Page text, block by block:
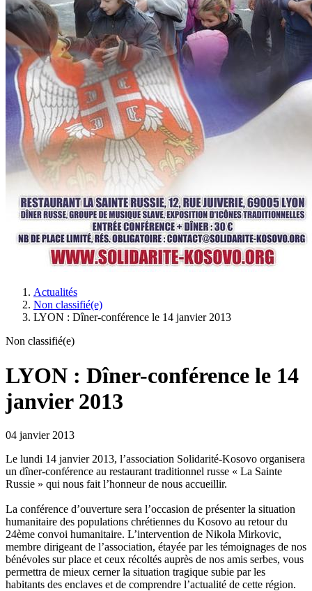
Actualités
Non classifié(e)
LYON : Dîner-conférence le 14 janvier 2013
Non classifié(e)
LYON : Dîner-conférence le 14
janvier 2013
04 janvier 2013
Le lundi 14 janvier 2013, l’association Solidarité-Kosovo organisera
un dîner-conférence au restaurant traditionnel russe « La Sainte
Russie » qui nous fait l’honneur de nous accueillir.
La conférence d’ouverture sera l’occasion de présenter la situation
humanitaire des populations chrétiennes du Kosovo au retour du
24ème convoi humanitaire. L’intervention de Nikola Mirkovic,
membre dirigeant de l’association, étayée par les témoignages de nos
bénévoles sur place et ceux récoltés auprès de nos amis serbes, vous
permettra de mieux cerner la situation tragique subie par les
habitants des enclaves et de comprendre l’actualité de cette région.